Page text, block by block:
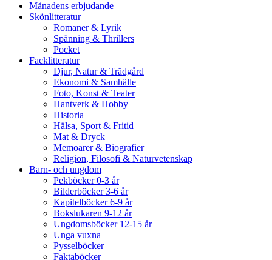
Månadens erbjudande
Skönlitteratur
Romaner & Lyrik
Spänning & Thrillers
Pocket
Facklitteratur
Djur, Natur & Trädgård
Ekonomi & Samhälle
Foto, Konst & Teater
Hantverk & Hobby
Historia
Hälsa, Sport & Fritid
Mat & Dryck
Memoarer & Biografier
Religion, Filosofi & Naturvetenskap
Barn- och ungdom
Pekböcker 0-3 år
Bilderböcker 3-6 år
Kapitelböcker 6-9 år
Bokslukaren 9-12 år
Ungdomsböcker 12-15 år
Unga vuxna
Pysselböcker
Faktaböcker